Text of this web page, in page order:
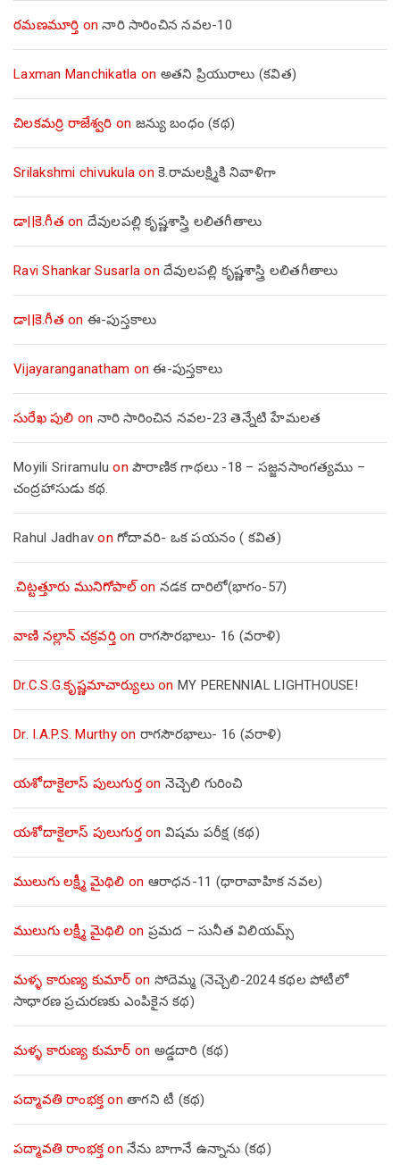
రమణమూర్తి onనారి సారించిన నవల-10
Laxman Manchikatla on అతని ప్రియురాలు (కవిత)
చిలకమర్రి రాజేశ్వరి on జన్యు బంధం (కథ)
Srilakshmi chivukula on కె.రామలక్ష్మికి నివాళిగా
డా||కె.గీత on దేవులపల్లి కృష్ణశాస్త్రి లలితగీతాలు
Ravi Shankar Susarla on దేవులపల్లి కృష్ణశాస్త్రి లలితగీతాలు
డా||కె.గీత on ఈ-పుస్తకాలు
Vijayaranganatham onఈ-పుస్తకాలు
సురేఖ పులి on నారి సారించిన నవల-23 తెన్నేటి హేమలత
Moyili Sriramulu on పౌరాణిక గాథలు -18 – సజ్జనసాంగత్యము –
చంద్రహాసుడు కథ.
Rahul Jadhav on గోదావరి- ఒక పయనం ( కవిత)
.చిట్టత్తూరు మునిగోపాల్on నడక దారిలో(భాగం-57)
వాణి నల్లాన్ చక్రవర్తిon రాగసౌరభాలు- 16 (వరాళి)
Dr.C.S.G.కృష్ణమాచార్యులుon MY PERENNIAL LIGHTHOUSE!
Dr. I.A.P.S. Murthyon రాగసౌరభాలు- 16 (వరాళి)
యశోదాకైలాస్ పులుగుర్తon నెచ్చెలి గురించి
యశోదాకైలాస్ పులుగుర్తon విషమ పరీక్ష (క‌థ‌)
ములుగు లక్ష్మీ మైథిలి on ఆరాధన-11 (ధారావాహిక నవల)
ములుగు లక్ష్మీ మైథిలి on ప్రమద – సునీత విలియమ్స్
మళ్ళ కారుణ్య కుమార్ on సోదెమ్మ (నెచ్చెలి-2024 కథల పోటీలో
సాధారణ ప్రచురణకు ఎంపికైన కథ)
మళ్ళ కారుణ్య కుమార్ on అడ్డదారి (కథ)
పద్మావతి రాంభక్తon తాగని టీ (కథ)
పద్మావతి రాంభక్తon నేను బాగానే ఉన్నాను (క‌థ‌)